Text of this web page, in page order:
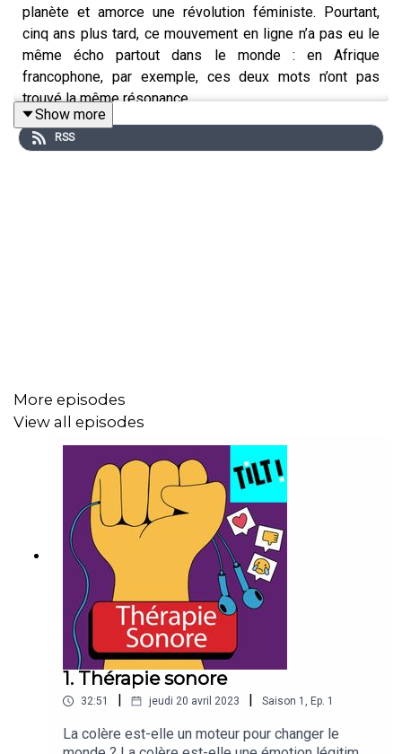
planète et amorce une révolution féministe. Pourtant,
cinq ans plus tard, ce mouvement en ligne n’a pas eu le
même écho partout dans le monde : en Afrique
francophone, par exemple, ces deux mots n’ont pas
trouvé la même résonance.
#balancetonsaïsaï, #vraiefemmeafricaine,
#jaidécidédevivre… Quelle est l’ampleur du mouvement
de libération de la parole des femmes sur le continent
africain ? De quelle manière ce mouvement se
manifeste-t-il en Afrique francophone ? Comment des
initiatives comme #metoo et #balancetonporc ont-elles
participé à son évolution ? Comment se reconnaître et se
faire entendre quand on ne connaît pas les mêmes
réalités sociales que les femmes blanches
européennes ou les femmes noires afro-américaines ?
dans le cadre de la résidence Les Voix Manifestes,
Show more
RSS
More episodes
View all episodes
1. Thérapie sonore
32:51 | jeudi 20 avril 2023 | Saison 1 , Ep. 1
La colère est-elle un moteur pour changer le